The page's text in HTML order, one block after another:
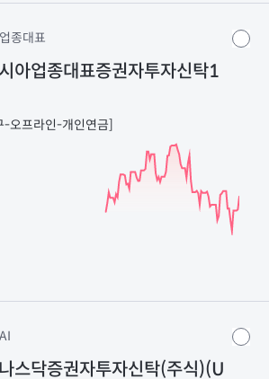
업종대표
아업종대표증권자투자신탁1
오프라인-개인연금]
AI
스닥증권자투자신탁(주식)(U